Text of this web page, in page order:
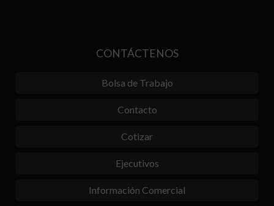
CONTÁCTENOS
Bolsa de Trabajo
Contacto
Cotizar
Ejecutivos
Información Comercial